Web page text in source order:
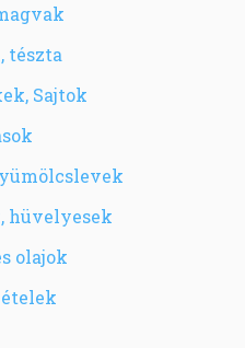
tészta
Sajtok
hüvelyesek
olajok